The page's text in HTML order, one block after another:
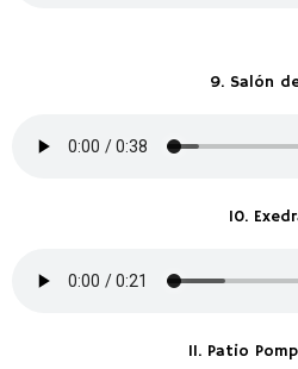
9. Salón
10.
11. Patio